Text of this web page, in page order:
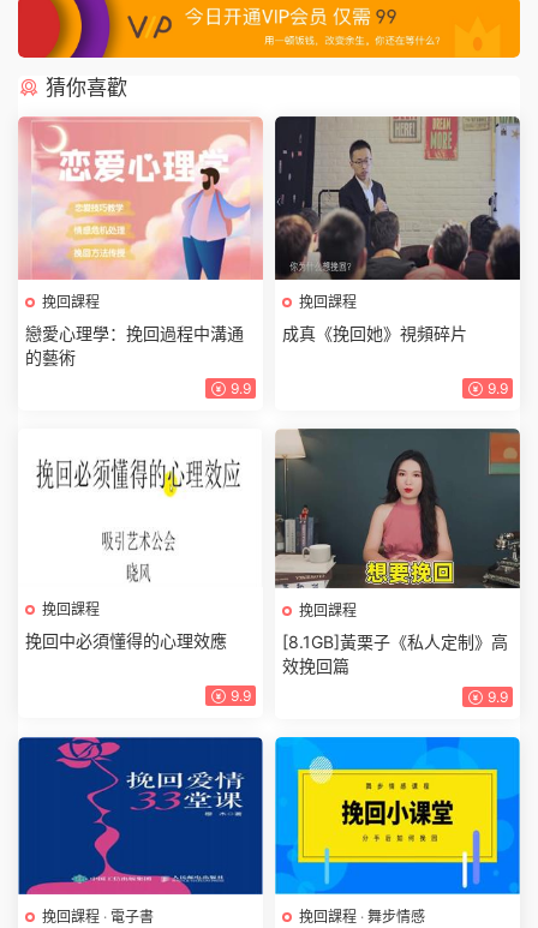
猜你喜歡
挽回課程
戀愛心理學：挽回過程中溝通
的藝術
9.9
挽回課程
成真《挽回她》視頻碎片
9.9
挽回課程
挽回中必須懂得的心理效應
9.9
挽回課程
[8.1GB]黃栗子《私人定制》高
效挽回篇
9.9
挽回課程 · 電子書 挽回課程 · 舞步情感